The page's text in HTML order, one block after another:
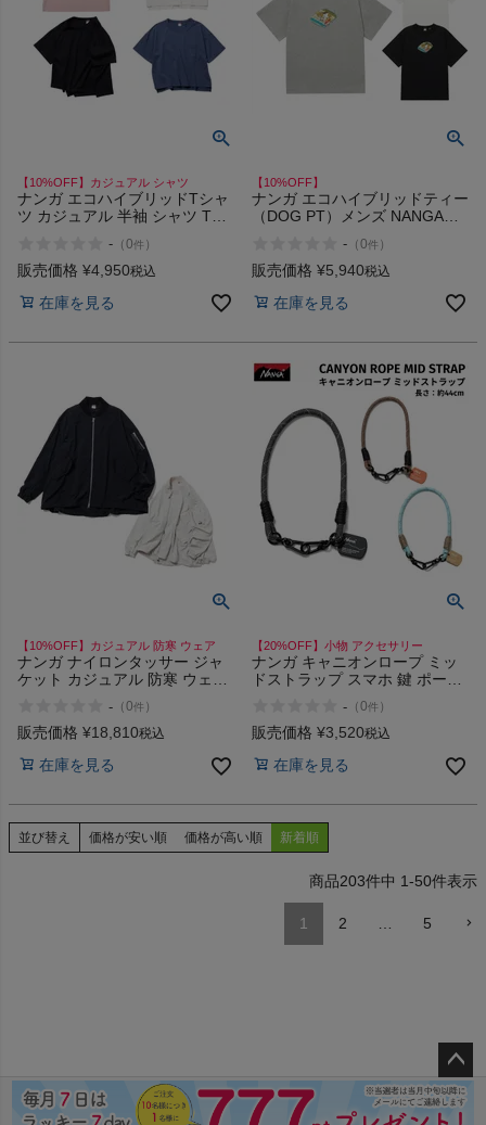
【10%OFF】カジュアル シャツ
ナンガ エコハイブリッドTシャ
ツ カジュアル 半袖 シャツ Tシ
TEE W 767 772 773 775 776
- （0件 ）
販売価格 ¥4,950税込
在庫を見る
【10%OFF】
ナンガ エコハイブリッドティー
（DOG PT）メンズ NANGA
- （0件 ）
販売価格 ¥5,940税込
在庫を見る
【10%OFF】カジュアル 防寒 ウェア
ナンガ ナイロンタッサー ジャ
ケット カジュアル 防寒 ウェア
TUSSER JKT W
- （0件 ）
販売価格 ¥18,810税込
在庫を見る
【20%OFF】小物 アクセサリー
ナンガ キャニオンロープ ミッ
ドストラップ スマホ 鍵 ポーチ
アウトドア キャンプ 普段使い
NANGA CANYON ROPE MID
- （0件 ）
販売価格 ¥3,520税込
在庫を見る
並び替え 価格が安い順 価格が高い順 新着順
203件中 1-50件表示
1 2 … 5
ペー
ジト